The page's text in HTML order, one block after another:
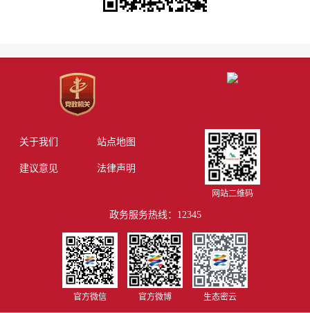
关于我们 站点地图
建议意见 法律声明
网站二维码
政务服务热线：12345
官方微信 官方微博 生态密云